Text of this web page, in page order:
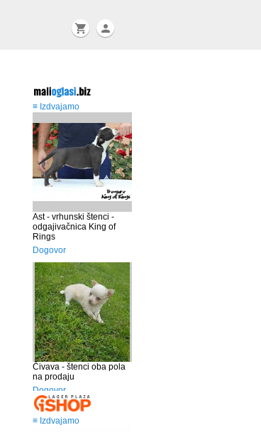
shopping_cart person